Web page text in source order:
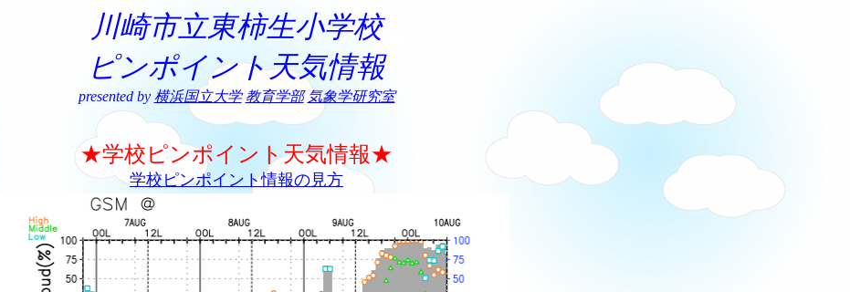
川崎市立東柿生小学校
ピンポイント天気情報
presented by 横浜国立大学 教育学部 気象学研究室
★学校ピンポイント天気情報★
学校ピンポイント情報の見方